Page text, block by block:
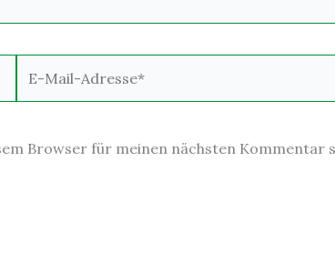
Mail-
Browser für meinen nächsten Kommentar